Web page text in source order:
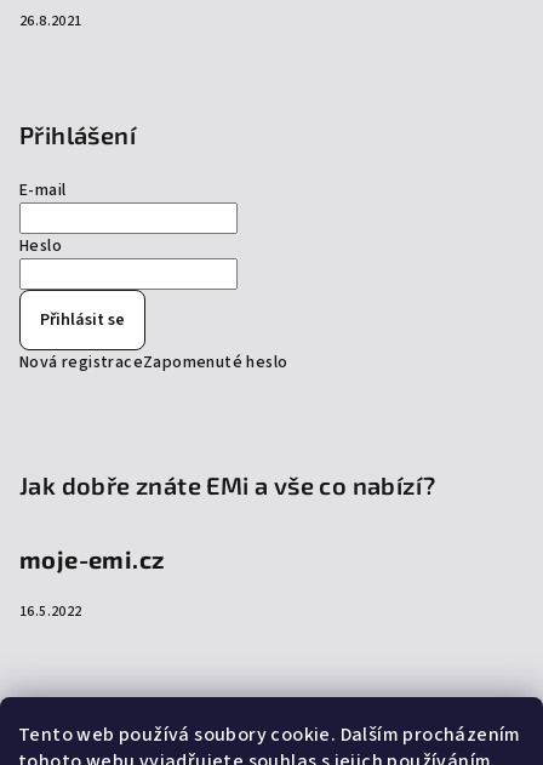
Tento web používá soubory cookie. Dalším procházením
26.8.2021
Přihlášení
E-mail
Heslo
Přihlásit se
Nová registraceZapomenuté heslo
Jak dobře znáte EMi a vše co nabízí?
moje-emi.cz
16.5.2022
Přijímáme online platby